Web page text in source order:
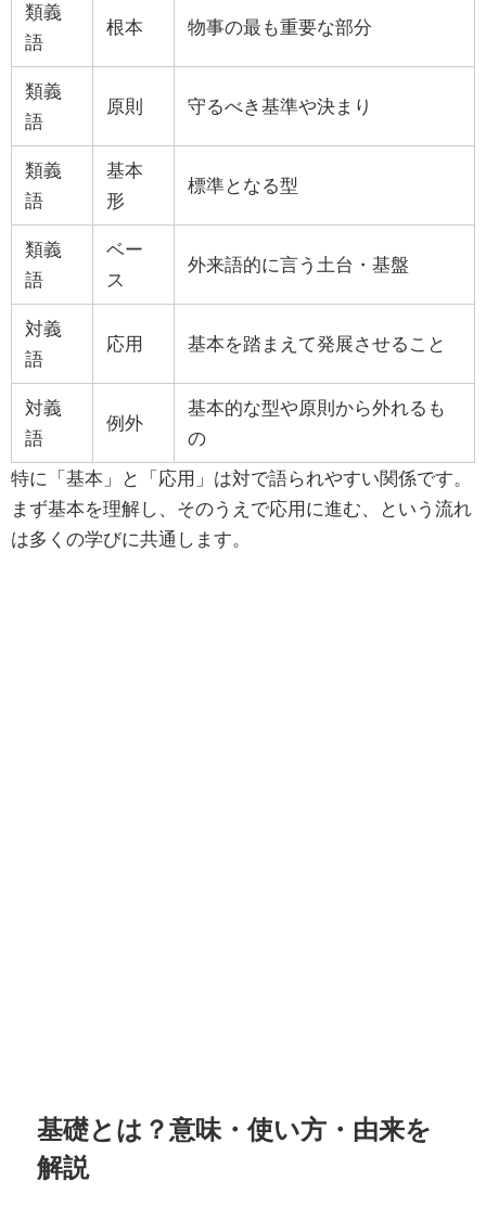
類義
語
根本 物事の最も重要な部分
類義
語
原則 守るべき基準や決まり
類義
語
基本
形
標準となる型
類義
語
ベー
ス
外来語的に言う土台・基盤
対義
語
応用 基本を踏まえて発展させること
対義
語
例外
基本的な型や原則から外れるも
の
特に「基本」と「応用」は対で語られやすい関係です。
まず基本を理解し、そのうえで応用に進む、という流れ
は多くの学びに共通します。
基礎とは？意味・使い方・由来を
解説